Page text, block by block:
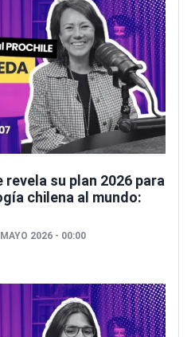
su plan 2026 para
chilena al mundo:
2026 - 00:00